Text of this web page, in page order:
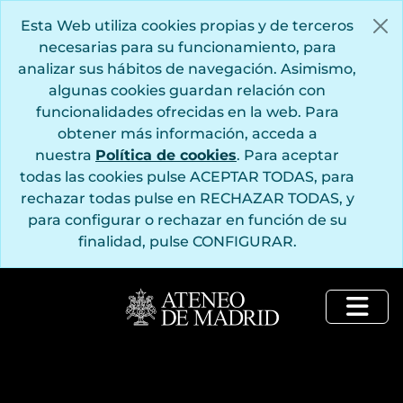
Esta Web utiliza cookies propias y de terceros
necesarias para su funcionamiento, para
analizar sus hábitos de navegación. Asimismo,
algunas cookies guardan relación con
funcionalidades ofrecidas en la web. Para
obtener más información, acceda a
nuestra Política de cookies. Para aceptar
todas las cookies pulse ACEPTAR TODAS, para
rechazar todas pulse en RECHAZAR TODAS, y
para configurar o rechazar en función de su
finalidad, pulse CONFIGURAR.